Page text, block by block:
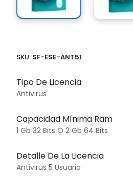
SKU: SF-ESE-ANT51
Tipo De Licencia
Antivirus
Capacidad Mínima Ram
1 Gb 32 Bits O 2 Gb 64 Bits
Detalle De La Licencia
Antivirus 5 Usuario